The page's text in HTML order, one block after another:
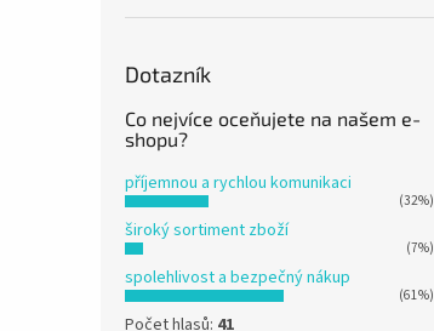
Dotazník
Co nejvíce oceňujete na našem e-
shopu?
příjemnou a rychlou komunikaci
(32%)
široký sortiment zboží
(7%)
spolehlivost a bezpečný nákup
(61%)
Počet hlasů: 41